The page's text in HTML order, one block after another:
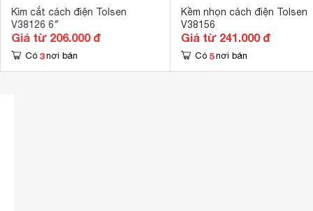
Kìm cắt cách điện Tolsen
V38126 6″
Giá từ 206.000 đ
Có 3 nơi bán
Kềm nhọn cách điện Tolsen
V38156
Giá từ 241.000 đ
Có 5 nơi bán